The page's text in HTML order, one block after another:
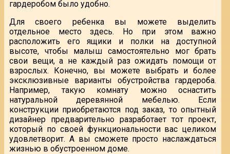
гардеробом было удобно.
Для своего ребенка вы можете выделить
отдельное место здесь. Но при этом важно
расположить его ящики и полки на доступной
высоте, чтобы малыш самостоятельно мог брать
свои вещи, а не каждый раз ожидать помощи от
взрослых. Конечно, вы можете выбрать и более
эксклюзивные варианты обустройства гардероба.
Например, такую комнату можно оснастить
натуральной деревянной мебелью. Если
конструкции приобретаются под заказ, то опытный
дизайнер предварительно разработает тот проект,
который по своей функциональности вас целиком
удовлетворит. А вы сможете просто наслаждаться
жизнью в обустроенном доме.